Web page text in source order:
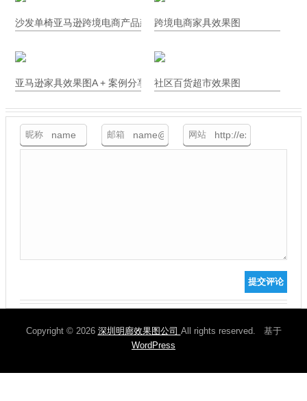
沙发单椅亚马逊跨境电商产品建模渲染跨境电商家具效果图
亚马逊家具效果图A + 案例分享｜当意式轻奢床品邂逅现代家居美学
社区百货超市效果图
昵称 邮箱 网站
提交评论
Copyright © 2026 深圳明廊效果图公司 All rights reserved. 基于
WordPress